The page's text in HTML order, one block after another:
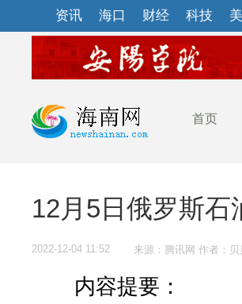
资讯 海口 财经 科技
首页
12月5日俄罗斯
2022-12-04 11:52 来源：腾讯网 作者：贝
内容提要：